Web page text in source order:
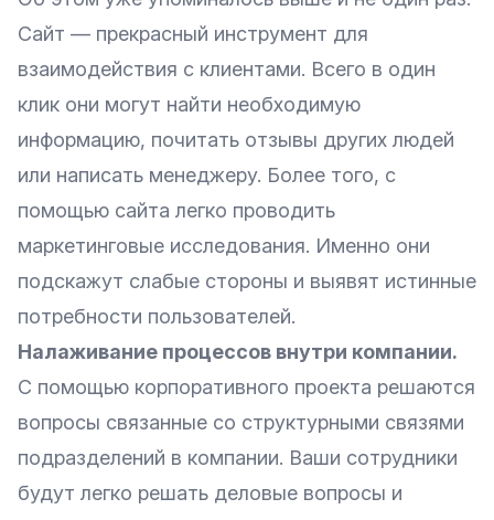
Сайт — прекрасный инструмент для
взаимодействия с клиентами. Всего в один
клик они могут найти необходимую
информацию, почитать отзывы других людей
или написать менеджеру. Более того, с
помощью сайта легко проводить
маркетинговые исследования. Именно они
подскажут слабые стороны и выявят истинные
потребности пользователей.
Налаживание процессов внутри компании.
С помощью корпоративного проекта решаются
вопросы связанные со структурными связями
подразделений в компании. Ваши сотрудники
будут легко решать деловые вопросы и